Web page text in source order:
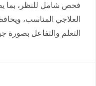
فحص شامل للنظر، بما
العلاجي المناسب،
التعلم والتفاعل بصورة